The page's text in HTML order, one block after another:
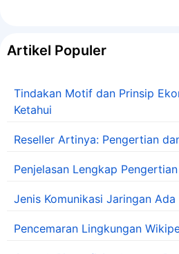
Artikel Populer
Tindakan Motif dan Prinsip
Ketahui
Reseller Artinya: Pengertian
Penjelasan Lengkap
Jenis Komunikasi Jaringan
Pencemaran Lingkungan